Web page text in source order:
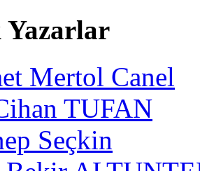
Mertol Canel
TUFAN
Seçkin